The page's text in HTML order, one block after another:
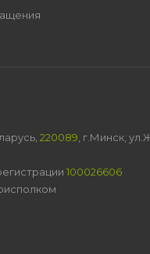
220089 , г.Минск,
100026606